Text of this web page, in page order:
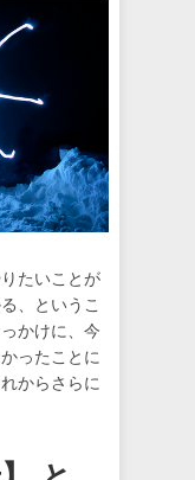
たいことが
、というこ
かけに、今
ったことに
からさらに